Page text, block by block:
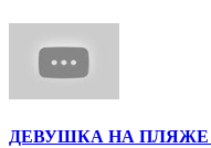
ДЕВУШКА НА ПЛЯЖЕ